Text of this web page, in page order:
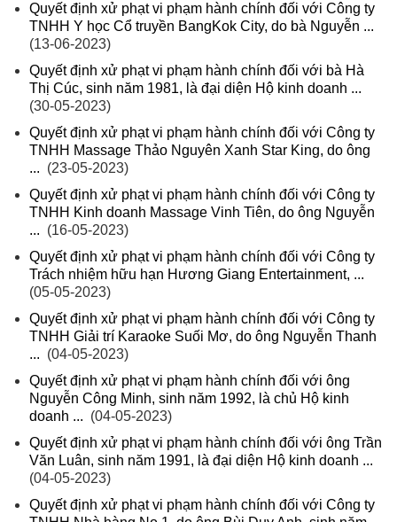
Quyết định xử phạt vi phạm hành chính đối với Công ty
TNHH Y học Cổ truyền BangKok City, do bà Nguyễn ...
(13-06-2023)
Quyết định xử phạt vi phạm hành chính đối với bà Hà
Thị Cúc, sinh năm 1981, là đại diện Hộ kinh doanh ...
(30-05-2023)
Quyết định xử phạt vi phạm hành chính đối với Công ty
TNHH Massage Thảo Nguyên Xanh Star King, do ông
... (23-05-2023)
Quyết định xử phạt vi phạm hành chính đối với Công ty
TNHH Kinh doanh Massage Vinh Tiên, do ông Nguyễn
... (16-05-2023)
Quyết định xử phạt vi phạm hành chính đối với Công ty
Trách nhiệm hữu hạn Hương Giang Entertainment, ...
(05-05-2023)
Quyết định xử phạt vi phạm hành chính đối với Công ty
TNHH Giải trí Karaoke Suối Mơ, do ông Nguyễn Thanh
... (04-05-2023)
Quyết định xử phạt vi phạm hành chính đối với ông
Nguyễn Công Minh, sinh năm 1992, là chủ Hộ kinh
doanh ... (04-05-2023)
Quyết định xử phạt vi phạm hành chính đối với ông Trần
Văn Luân, sinh năm 1991, là đại diện Hộ kinh doanh ...
(04-05-2023)
Quyết định xử phạt vi phạm hành chính đối với Công ty